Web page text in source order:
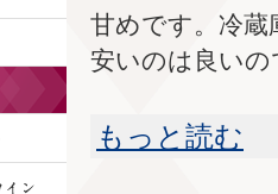
甘めです。冷
安いのは良い
もっと読む